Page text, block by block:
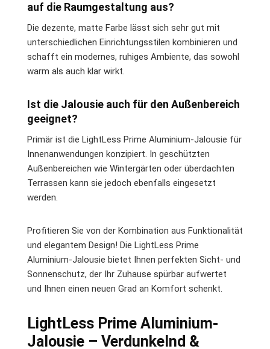
auf die Raumgestaltung aus?
Die dezente, matte Farbe lässt sich sehr gut mit
unterschiedlichen Einrichtungsstilen kombinieren und
schafft ein modernes, ruhiges Ambiente, das sowohl
warm als auch klar wirkt.
Ist die Jalousie auch für den Außenbereich
geeignet?
Primär ist die LightLess Prime Aluminium-Jalousie für
Innenanwendungen konzipiert. In geschützten
Außenbereichen wie Wintergärten oder überdachten
Terrassen kann sie jedoch ebenfalls eingesetzt
werden.
Profitieren Sie von der Kombination aus Funktionalität
und elegantem Design! Die LightLess Prime
Aluminium-Jalousie bietet Ihnen perfekten Sicht- und
Sonnenschutz, der Ihr Zuhause spürbar aufwertet
und Ihnen einen neuen Grad an Komfort schenkt.
LightLess Prime Aluminium-
Jalousie – Verdunkelnd &